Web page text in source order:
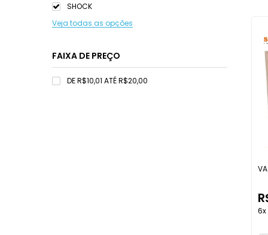
SHOCK
Veja todas as opções
FAIXA DE PREÇO
DE R$10,01 ATÉ R$20,00
6x